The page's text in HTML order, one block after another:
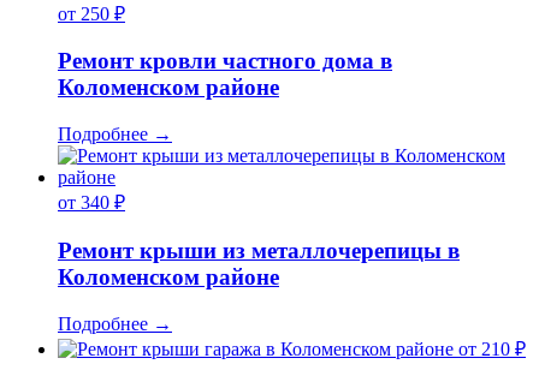
от 250 ₽
Ремонт кровли частного дома в
Коломенском районе
Подробнее →
от 340 ₽
Ремонт крыши из металлочерепицы в
Коломенском районе
Подробнее →
от 210 ₽